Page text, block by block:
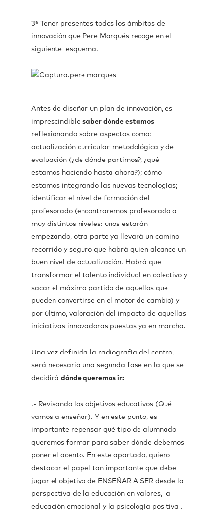
3ª Tener presentes todos los ámbitos de
innovación que Pere Marqués recoge en el
siguiente esquema.
Antes de diseñar un plan de innovación, es
imprescindible saber dónde estamos
reflexionando sobre aspectos como:
actualización curricular, metodológica y de
evaluación (¿de dónde partimos?, ¿qué
estamos haciendo hasta ahora?); cómo
estamos integrando las nuevas tecnologías;
identificar el nivel de formación del
profesorado (encontraremos profesorado a
muy distintos niveles: unos estarán
empezando, otra parte ya llevará un camino
recorrido y seguro que habrá quien alcance un
buen nivel de actualización. Habrá que
transformar el talento individual en colectivo y
sacar el máximo partido de aquellos que
pueden convertirse en el motor de cambio) y
por último, valoración del impacto de aquellas
iniciativas innovadoras puestas ya en marcha.
Una vez definida la radiografía del centro,
será necesaria una segunda fase en la que se
decidirá dónde queremos ir:
.- Revisando los objetivos educativos (Qué
vamos a enseñar). Y en este punto, es
importante repensar qué tipo de alumnado
queremos formar para saber dónde debemos
poner el acento. En este apartado, quiero
destacar el papel tan importante que debe
jugar el objetivo de ENSEÑAR A SER desde la
perspectiva de la educación en valores, la
educación emocional y la psicología positiva .